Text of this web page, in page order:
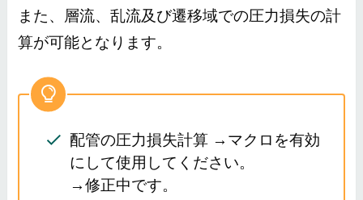
また、層流、乱流及び遷移域での圧力損失の計
算が可能となります。
配管の圧力損失計算 →マクロを有効
にして使用してください。
→修正中です。